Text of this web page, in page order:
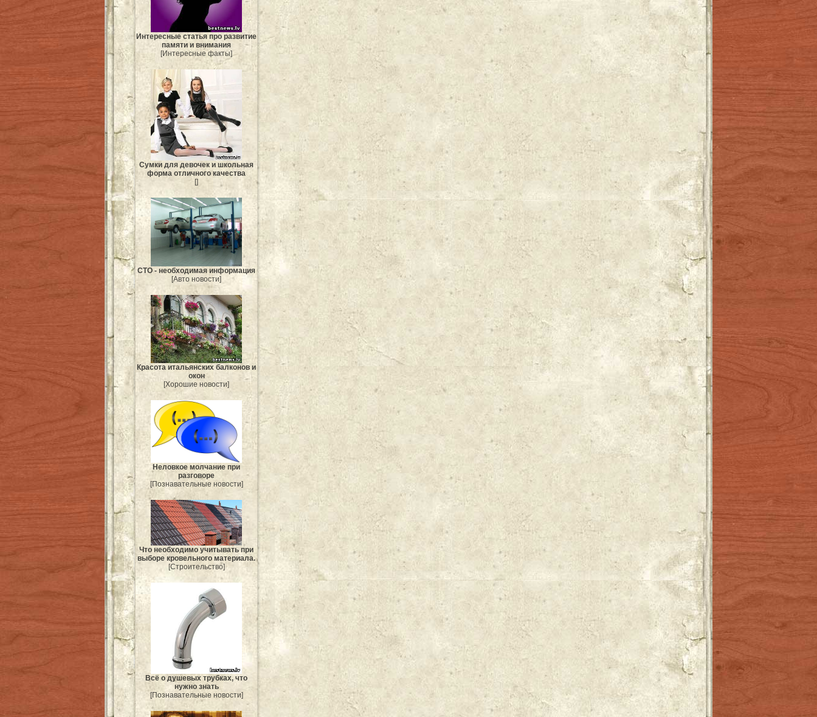
Интересные статья про развитие
памяти и внимания
[Интересные факты]
Сумки для девочек и школьная
форма отличного качества
[]
СТО - необходимая информация
[Авто новости]
Красота итальянских балконов и
окон
[Хорошие новости]
Неловкое молчание при
разговоре
[Познавательные новости]
Что необходимо учитывать при
выборе кровельного материала.
[Строительство]
Всё о душевых трубках, что
нужно знать
[Познавательные новости]